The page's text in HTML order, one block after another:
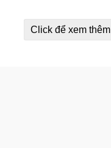
Click để xem thêm